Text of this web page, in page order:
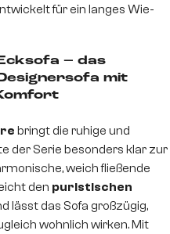
für ein langes Wie-
– das
mit
bringt die ruhige und
der Serie besonders klar zur
weich fließende
den puristischen
lässt das Sofa großzügig,
wohnlich wirken. Mit